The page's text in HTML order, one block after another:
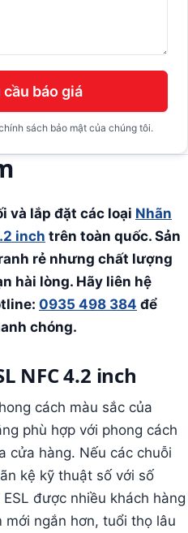
báo giá
sách bảo mật của chúng tôi.
và lắp đặt các loại Nhãn
inch trên toàn quốc. Sản
rẻ nhưng chất lượng
hài lòng. Hãy liên hệ
0935 498 384 để
chóng.
NFC 4.2 inch
cách màu sắc của
phù hợp với phong cách
cửa hàng. Nếu các chuỗi
kệ kỹ thuật số với số
được nhiều khách hàng
ngắn hơn, tuổi thọ lâu